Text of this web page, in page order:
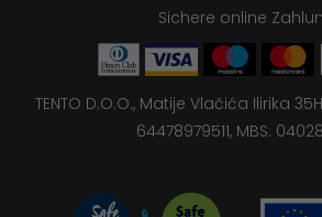
Sichere online
TENTO D.O.O., Matije Vlačića Ilirika
64478979511, MBS: